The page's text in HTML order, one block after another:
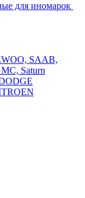
для иномарок
SAAB,
Saturn